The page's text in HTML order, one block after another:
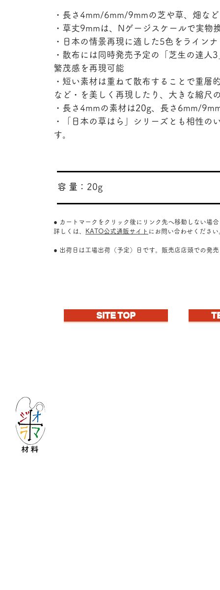
・長さ4mm/6mm/9mmの芝や草、畑な
・草丈9mmは、Nゲージスケールで実物
・日本の情景再現に適した5色をライン
・散布には同時発売予定の「芝生の達
繁茂感を再現可能
・短い素材は重ねて散布することで重層
など・を美しく再現したり、大きな縮尺
・長さ4mmの素材は20g、長さ6mm/
・「日本の草はら」シリーズとも相性の
す。
20g
​容 量：
● カートマークをクリック後にリンク先へ移動しない場
詳しくは、
KATO公式通販サイト にお問い合わせください
● 出荷日は工場出荷（予定）日です。販売店店頭での発
SITE TOP